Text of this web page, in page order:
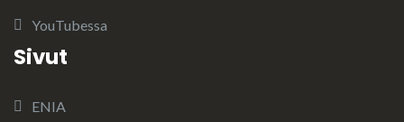
YouTubessa
Sivut
ENIA